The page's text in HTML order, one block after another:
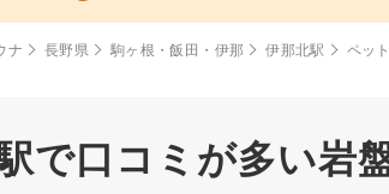
ナ 長野県 駒ヶ根・飯田・伊那 伊那北駅 ペッ
で口コミが多い岩